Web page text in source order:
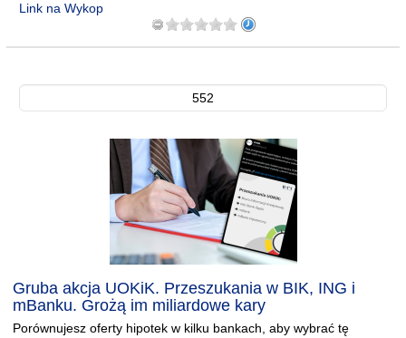
Link na Wykop
552
Gruba akcja UOKiK. Przeszukania w BIK, ING i
mBanku. Grożą im miliardowe kary
Porównujesz oferty hipotek w kilku bankach, aby wybrać tę